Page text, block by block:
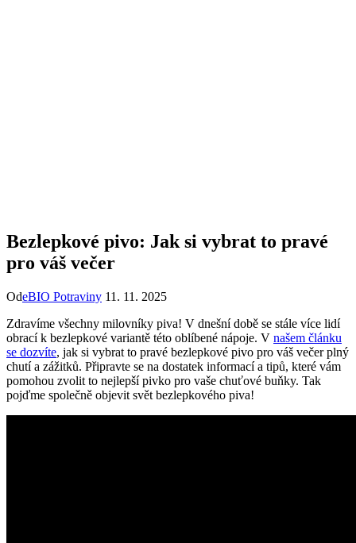
Bezlepkové pivo: Jak si vybrat to pravé
pro váš večer
OdeBIO Potraviny 11. 11. 2025
Zdravíme všechny milovníky piva! V dnešní době se stále více lidí
obrací k bezlepkové variantě této oblíbené nápoje. V našem článku
se dozvíte, jak si vybrat to pravé bezlepkové pivo pro váš večer plný
chutí a zážitků. Připravte se na dostatek informací a tipů, které vám
pomohou zvolit to nejlepší pivko pro vaše chuťové buňky. Tak
pojďme společně objevit svět bezlepkového piva!